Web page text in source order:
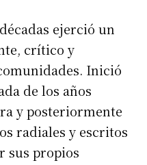
ejerció un
crítico y
Inició
de los años
y posteriormente
radiales y escritos
sus propios